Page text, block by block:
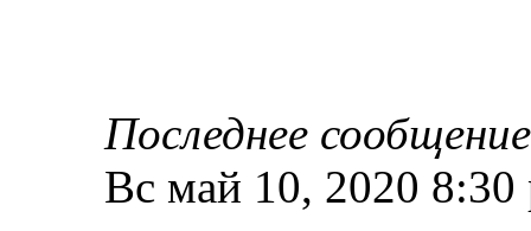
Последнее
Вс май 10, 2020 8:30